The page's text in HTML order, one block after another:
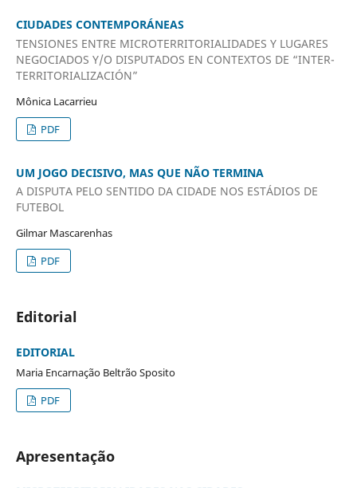
CIUDADES CONTEMPORÁNEAS
TENSIONES ENTRE MICROTERRITORIALIDADES Y LUGARES
NEGOCIADOS Y/O DISPUTADOS EN CONTEXTOS DE “INTER-
TERRITORIALIZACIÓN”
Mônica Lacarrieu
PDF
UM JOGO DECISIVO, MAS QUE NÃO TERMINA
A DISPUTA PELO SENTIDO DA CIDADE NOS ESTÁDIOS DE
FUTEBOL
Gilmar Mascarenhas
PDF
Editorial
EDITORIAL
Maria Encarnação Beltrão Sposito
PDF
Apresentação